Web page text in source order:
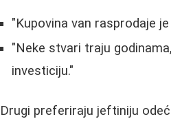
"Kupovina van rasprodaje
"Neke stvari traju
investiciju."
Drugi preferiraju jeftiniju